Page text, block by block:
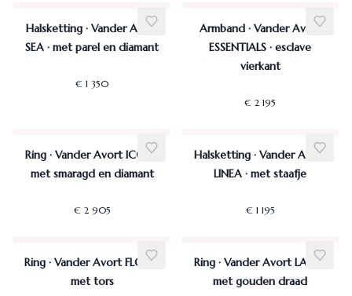
Halsketting · Vander Avort
SEA · met parel en diamant
€ 1 350
Armband · Vander Avort
ESSENTIALS · esclave
vierkant
€ 2 195
Ring · Vander Avort ICON ·
met smaragd en diamant
€ 2 905
Halsketting · Vander Avort
LINEA · met staafje
€ 1 195
Ring · Vander Avort FLOW ·
met tors
Ring · Vander Avort LACE ·
met gouden draad